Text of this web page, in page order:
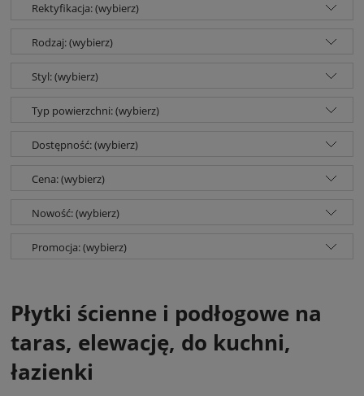
Rektyfikacja: (wybierz)
Rodzaj: (wybierz)
Styl: (wybierz)
Typ powierzchni: (wybierz)
Dostępność: (wybierz)
Cena: (wybierz)
Nowość: (wybierz)
Promocja: (wybierz)
Płytki ścienne i podłogowe na
taras, elewację, do kuchni,
łazienki